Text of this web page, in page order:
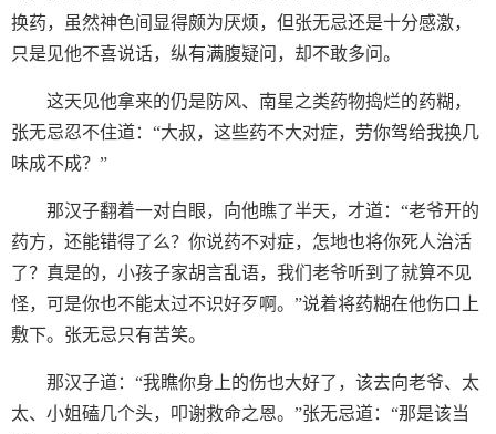
换药，虽然神色间显得颇为厌烦，但张无忌还是十分感激，
只是见他不喜说话，纵有满腹疑问，却不敢多问。
这天见他拿来的仍是防风、南星之类药物捣烂的药糊，
张无忌忍不住道：“大叔，这些药不大对症，劳你驾给我换几
味成不成？”
那汉子翻着一对白眼，向他瞧了半天，才道：“老爷开的
药方，还能错得了么？你说药不对症，怎地也将你死人治活
了？真是的，小孩子家胡言乱语，我们老爷听到了就算不见
怪，可是你也不能太过不识好歹啊。”说着将药糊在他伤口上
敷下。张无忌只有苦笑。
那汉子道：“我瞧你身上的伤也大好了，该去向老爷、太
太、小姐磕几个头，叩谢救命之恩。”张无忌道：“那是该当